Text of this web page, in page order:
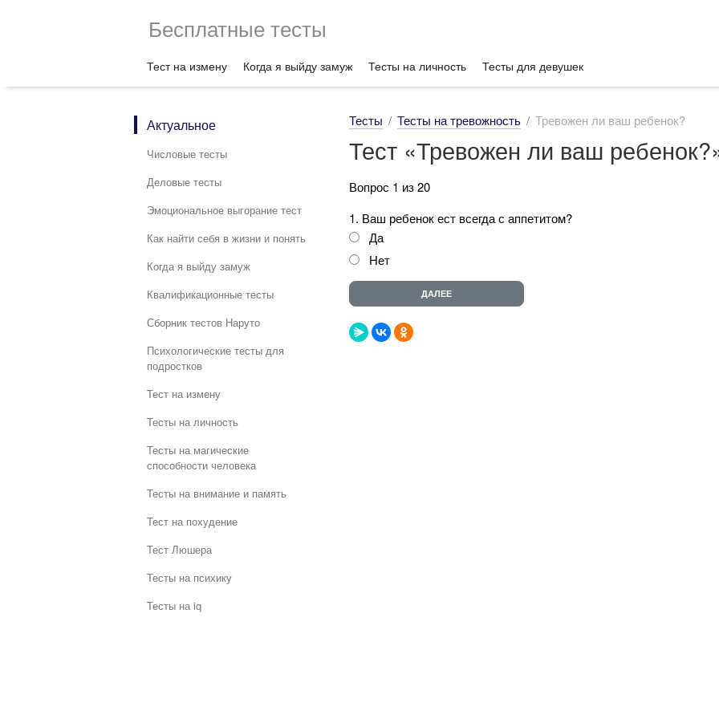
Бесплатные тесты
Тест на измену Когда я выйду замуж Тесты на личность Тесты для девушек
Актуальное
Числовые тесты
Деловые тесты
Эмоциональное выгорание тест
Как найти себя в жизни и понять
Когда я выйду замуж
Квалификационные тесты
Сборник тестов Наруто
Психологические тесты для
подростков
Тест на измену
Тесты на личность
Тесты на магические
способности человека
Тесты на внимание и память
Тест на похудение
Тест Люшера
Тесты на психику
Тесты на iq
Тесты Тесты на тревожность Тревожен ли ваш ребенок?
Тест «Тревожен ли ваш
Вопрос 1 из 20
1. Ваш ребенок ест всегда с аппетитом?
Да
Нет